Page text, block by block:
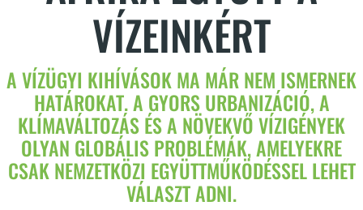
karrier
termékek
technológiák
szolgáltatások
méretező alkalmazás
referenciák
VÍZEINKÉRT
A VÍZÜGYI KIHÍVÁSOK MA MÁR NEM ISMERNEK
HATÁROKAT. A GYORS URBANIZÁCIÓ, A
KLÍMAVÁLTOZÁS ÉS A NÖVEKVŐ VÍZIGÉNYEK
OLYAN GLOBÁLIS PROBLÉMÁK, AMELYEKRE
CSAK NEMZETKÖZI EGYÜTTMŰKÖDÉSSEL LEHET
VÁLASZT ADNI.